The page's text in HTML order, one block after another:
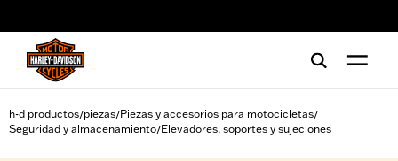
h-d productos/piezas/Piezas y accesorios para motocicletas/
Seguridad y almacenamiento/Elevadores, soportes y sujeciones